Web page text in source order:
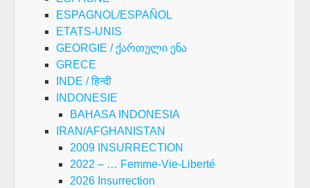
ESPAGNOL/ESPAÑOL
ETATS-UNIS
GEORGIE / ქართული ენა
GRECE
INDE / हिन्दी
INDONESIE
BAHASA INDONESIA
IRAN/AFGHANISTAN
2009 INSURRECTION
2022 – … Femme-Vie-Liberté
2026 Insurrection